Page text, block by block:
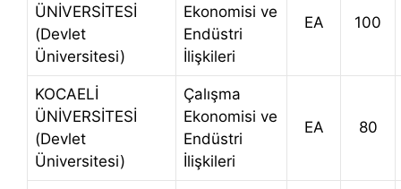
ÜNİVERSİTESİ
(Devlet
Üniversitesi)
Ekonomisi ve
Endüstri
İlişkileri
EA 100
KOCAELİ
ÜNİVERSİTESİ
(Devlet
Üniversitesi)
Çalışma
Ekonomisi ve
Endüstri
İlişkileri
EA 80